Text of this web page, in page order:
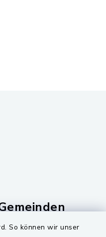
So können wir unser